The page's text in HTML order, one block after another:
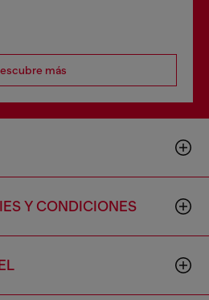
más
Y CONDICIONES